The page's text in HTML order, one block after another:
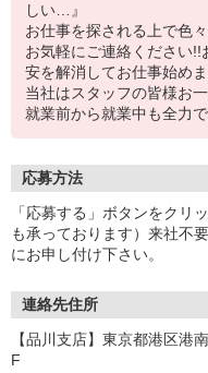
しい…』
お仕事を探される上で色
お気軽にご連絡ください
安を解消してお仕事始め
当社はスタッフの皆様お
就業前から就業中も全力
応募方法
「応募する」ボタンをクリ
も承っております）来社不
にお申し付け下さい。
連絡先住所
【品川支店】東京都港区港
F